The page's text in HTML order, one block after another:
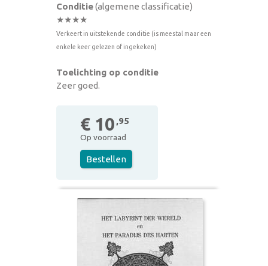
Conditie(algemene classificatie)
★★★★
Verkeert in uitstekende conditie (is meestal maar een
enkele keer gelezen of ingekeken)
Toelichting op conditie
Zeer goed.
€ 10 ,95
Op voorraad
Bestellen